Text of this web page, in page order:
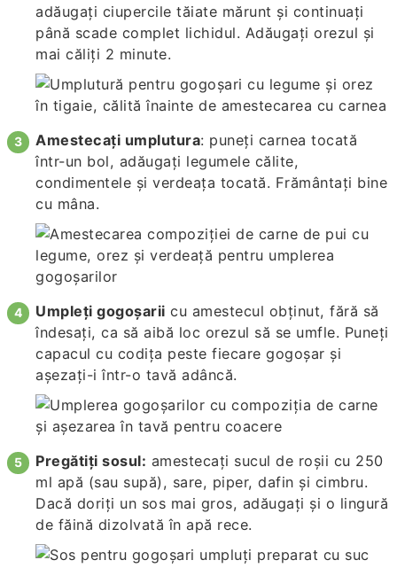
adăugați ciupercile tăiate mărunt și continuați
până scade complet lichidul. Adăugați orezul și
mai căliți 2 minute.
Amestecați umplutura: puneți carnea tocată
într-un bol, adăugați legumele călite,
condimentele și verdeața tocată. Frământați bine
cu mâna.
Umpleți gogoșarii cu amestecul obținut, fără să
îndesați, ca să aibă loc orezul să se umfle. Puneți
capacul cu codița peste fiecare gogoșar și
așezați-i într-o tavă adâncă.
Pregătiți sosul: amestecați sucul de roșii cu 250
ml apă (sau supă), sare, piper, dafin și cimbru.
Dacă doriți un sos mai gros, adăugați și o lingură
de făină dizolvată în apă rece.